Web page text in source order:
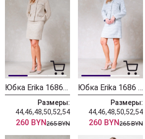
Юбка Erika 1686-1 коричневый
Размеры:
44,46,48,50,52,54
260 BYN265 BYN
Юбка Erika 1686 голубой
Размеры:
44,46,48,50,52,54
260 BYN265 BYN